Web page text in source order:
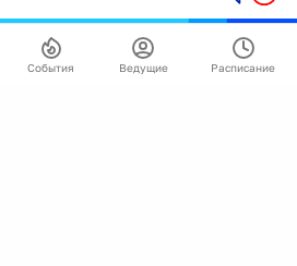
События Ведущие Расписание